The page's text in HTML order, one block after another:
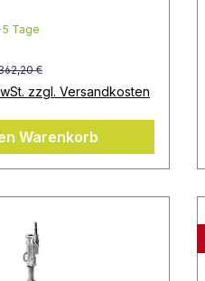
Tage
€
zzgl. Versandkosten
Warenkorb